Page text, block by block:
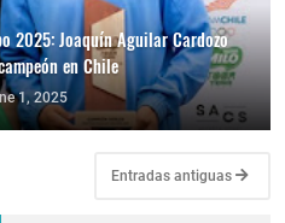
2025: Joaquín Aguilar Cardozo
en Chile
1, 2025
Entradas antiguas